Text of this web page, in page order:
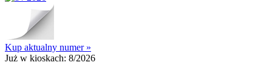
Kup aktualny numer »
Już w kioskach: 8/2026